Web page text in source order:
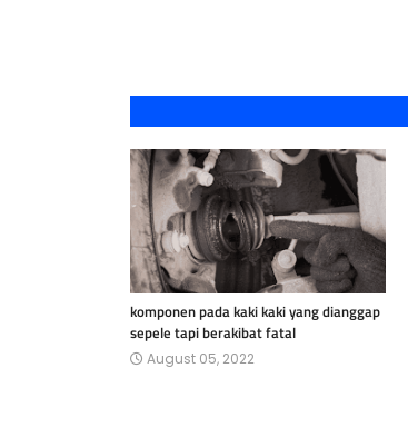
komponen pada kaki kaki yang dianggap
sepele tapi berakibat fatal
August 05, 2022